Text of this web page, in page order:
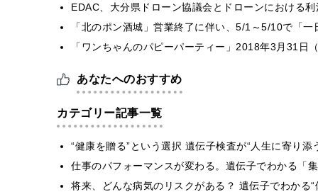
EDAC、大分県ドローン協議会とドローンにおける
「北のポン酒城」営業終了に伴い、5/1～5/10で「
「ワンちゃんのパピーパーティー」2018年3月31日
あなたへのおすすめ
カテゴリー記事一覧
“健康を贈る”という選択 遺伝子検査が“人生に寄り添
仕事のパフォーマンスが変わる。遺伝子でわかる「
将来、どんな病気のリスクがある？ 遺伝子でわかる